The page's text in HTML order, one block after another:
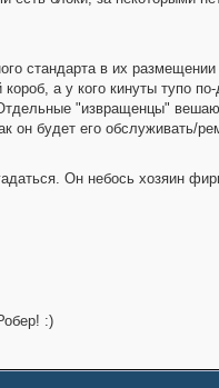
стандарта в их
а у кого кинуты тупо
"извращенцы"
он будет его обслуживать/
Он небось хозяин
:)